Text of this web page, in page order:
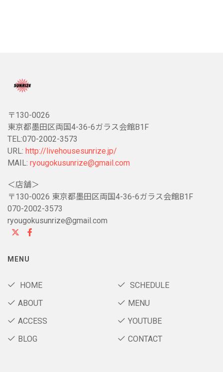
〒130-0026
東京都墨田区両国4-36-6ガラス会館B1F
TEL:070-2002-3573
URL: http://livehousesunrize.jp/
MAIL: ryougokusunrize@gmail.com
＜店舗＞
〒130-0026 東京都墨田区両国4-36-6ガラス会館B1F
070-2002-3573
ryougokusunrize@gmail.com
MENU
HOME
SCHEDULE
ABOUT
MENU
ACCESS
YOUTUBE
BLOG
CONTACT